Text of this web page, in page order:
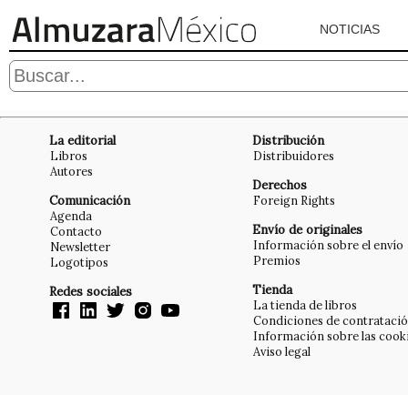
NOTICIAS
La editorial
Libros
Autores
Comunicación
Agenda
Contacto
Newsletter
Logotipos
Redes sociales
Distribución
Distribuidores
Derechos
Foreign Rights
Envío de originales
Información sobre el envío
Premios
Tienda
La tienda de libros
Condiciones de
Información sobre las
Aviso legal